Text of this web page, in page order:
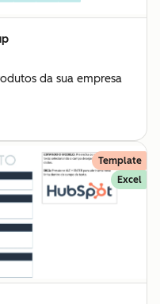
da sua empresa
Template
Excel